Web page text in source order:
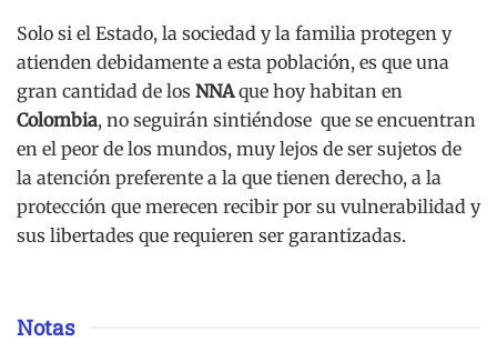
Solo si el Estado, la sociedad y la familia protegen y
atienden debidamente a esta población, es que una
gran cantidad de los NNAque hoy habitan en
Colombia, no seguirán sintiéndose que se encuentran
en el peor de los mundos, muy lejos de ser sujetos de
la atención preferente a la que tienen derecho, a la
protección que merecen recibir por su vulnerabilidad y
sus libertades que requieren ser garantizadas.
Notas